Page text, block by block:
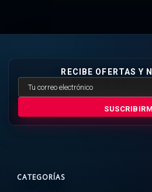
RECIBE OFERTAS Y
CATEGORÍAS